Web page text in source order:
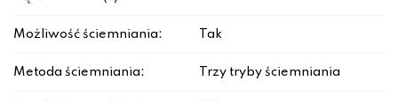
Możliwość ściemniania: Tak
Metoda ściemniania: Trzy tryby ściemniania